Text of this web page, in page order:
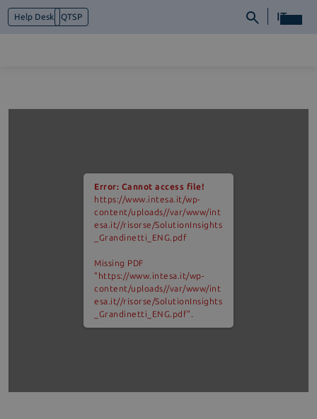
Help Desk QTSP IT
News e MediaError: Cannot access file!
https://www.intesa.it/wp-
content/uploads//var/www/int
esa.it//risorse/SolutionInsights
_Grandinetti_ENG.pdf
Missing PDF
"https://www.intesa.it/wp-
content/uploads//var/www/int
esa.it//risorse/SolutionInsights
_Grandinetti_ENG.pdf".